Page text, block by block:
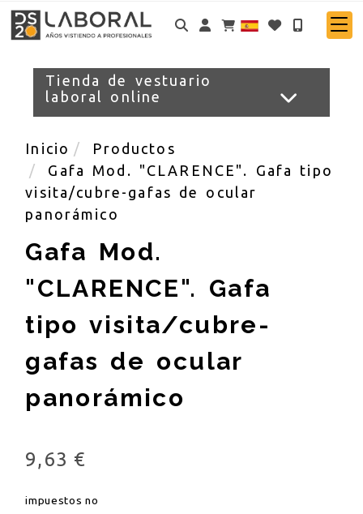
Identifícate
Tienda de vestuario
laboral online
Inicio
Productos
Gafa Mod. "CLARENCE". Gafa tipo
visita/cubre-gafas de ocular
panorámico
Gafa Mod.
"CLARENCE". Gafa
tipo visita/cubre-
gafas de ocular
panorámico
9,63 €
impuestos no